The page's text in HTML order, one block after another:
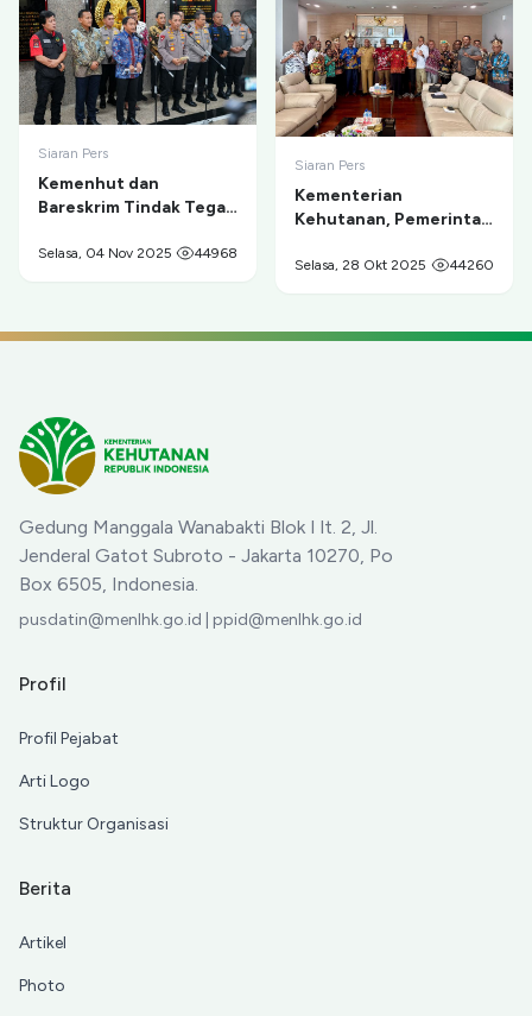
Siaran Pers
Kemenhut dan
Bareskrim Tindak Tegas
Taman Nasional Gunung
Selasa, 04 Nov 2025 44968
Siaran Pers
Kementerian
Kehutanan, Pemerintah
Masyarakat Adat
Pelestarian
Selasa, 28 Okt 2025 44260
Gedung Manggala Wanabakti Blok I lt. 2, Jl.
Jenderal Gatot Subroto - Jakarta 10270, Po
Box 6505, Indonesia.
pusdatin@menlhk.go.id | ppid@menlhk.go.id
Profil
Profil Pejabat
Arti Logo
Struktur Organisasi
Berita
Artikel
Photo